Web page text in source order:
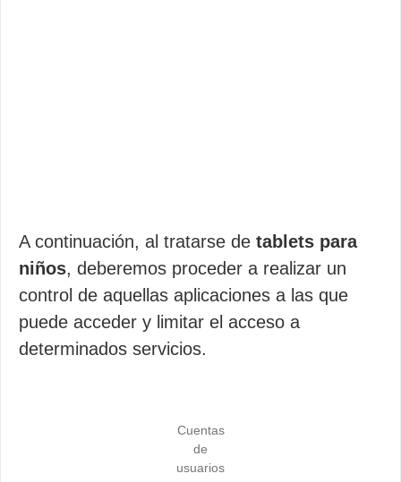
A continuación, al tratarse de tablets para
niños, deberemos proceder a realizar un
control de aquellas aplicaciones a las que
puede acceder y limitar el acceso a
determinados servicios.
Cuentas
de
usuarios